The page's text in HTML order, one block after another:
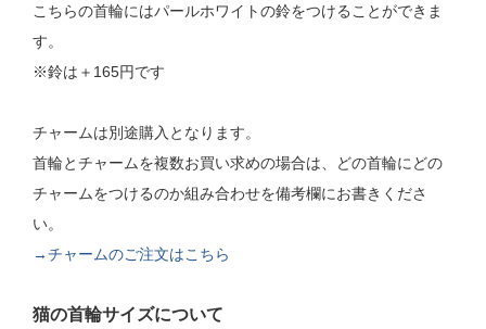
こちらの首輪にはパールホワイトの鈴をつけることができま
す。
※鈴は＋165円です
チャームは別途購入となります。
首輪とチャームを複数お買い求めの場合は、どの首輪にどの
チャームをつけるのか組み合わせを備考欄にお書きくださ
い。
→チャームのご注文はこちら
猫の首輪サイズについて